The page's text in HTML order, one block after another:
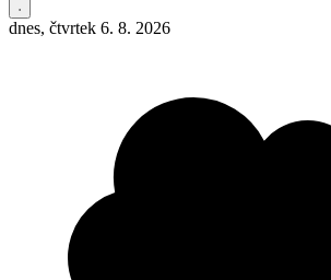
dnes, čtvrtek 6. 8. 2026